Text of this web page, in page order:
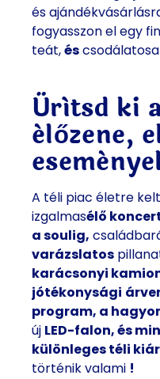
és
fogyasszon el egy
teát,és
Ürítsd ki
élőzene,
A téli piac életre
izgalmasélő
a soulig,
varázslatos
karácsonyi
jótékonysági
program, a
új LED-falon, és
különleges téli
történik valami !